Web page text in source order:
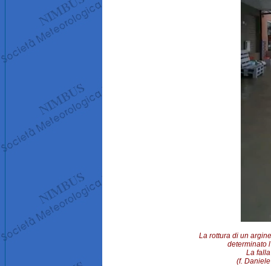
La rottura di un
determinato
La
(f.